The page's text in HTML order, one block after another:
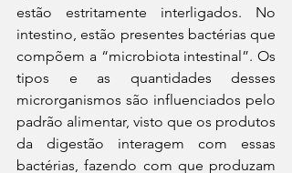
estão estritamente interligados. No
intestino, estão presentes bactérias que
compõem a “microbiota intestinal”. Os
tipos e as quantidades desses
microrganismos são influenciados pelo
padrão alimentar, visto que os produtos
da digestão interagem com essas
bactérias, fazendo com que produzam